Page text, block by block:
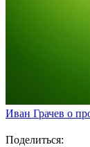
Иван Грачев о
Поделиться: